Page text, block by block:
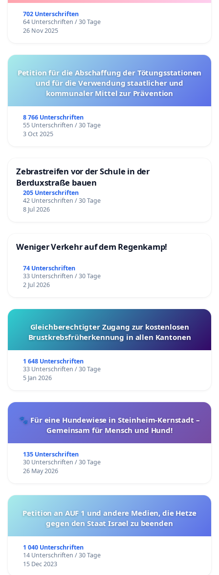
702 Unterschriften
64 Unterschriften / 30 Tage
26 Nov 2025
Petition für die Abschaffung der Tötungsstationen
und für die Verwendung staatlicher und
kommunaler Mittel zur Prävention
8 766 Unterschriften
55 Unterschriften / 30 Tage
3 Oct 2025
Zebrastreifen vor der Schule in der
Berduxstraße bauen
205 Unterschriften
42 Unterschriften / 30 Tage
8 Jul 2026
Weniger Verkehr auf dem Regenkamp!
74 Unterschriften
33 Unterschriften / 30 Tage
2 Jul 2026
Gleichberechtigter Zugang zur kostenlosen
Brustkrebsfrüherkennung in allen Kantonen
1 648 Unterschriften
33 Unterschriften / 30 Tage
5 Jan 2026
🐾 Für eine Hundewiese in Steinheim-Kernstadt –
Gemeinsam für Mensch und Hund!
135 Unterschriften
30 Unterschriften / 30 Tage
26 May 2026
Petition an AUF 1 und andere Medien, die Hetze
gegen den Staat Israel zu beenden
1 040 Unterschriften
14 Unterschriften / 30 Tage
15 Dec 2023